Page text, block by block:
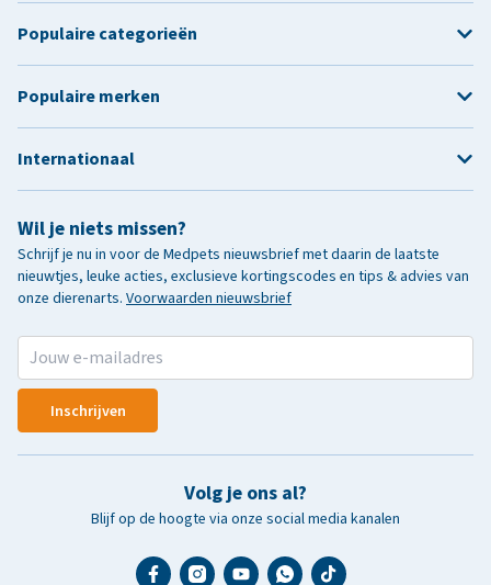
Wil je niets missen?
Schrijf je nu in voor de Medpets nieuwsbrief met daarin de laatste
nieuwtjes, leuke acties, exclusieve kortingscodes en tips & advies van
onze dierenarts. Voorwaarden nieuwsbrief
Inschrijven
Volg je ons al?
Blijf op de hoogte via onze social media kanalen
Populaire categorieën
Populaire merken
Internationaal